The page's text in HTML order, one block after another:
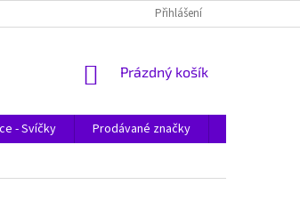
Přihlášení
NÁKUPNÍ
Prázdný košík
- Svíčky Prodávané značky